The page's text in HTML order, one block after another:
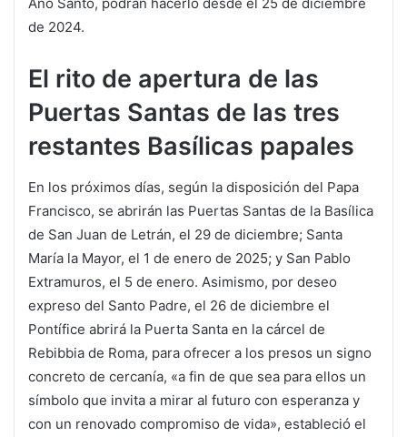
Año Santo, podrán hacerlo desde el 25 de diciembre
de 2024.
El rito de apertura de las
Puertas Santas de las tres
restantes Basílicas papales
En los próximos días, según la disposición del Papa
Francisco, se abrirán las Puertas Santas de la Basílica
de San Juan de Letrán, el 29 de diciembre; Santa
María la Mayor, el 1 de enero de 2025; y San Pablo
Extramuros, el 5 de enero. Asimismo, por deseo
expreso del Santo Padre, el 26 de diciembre el
Pontífice abrirá la Puerta Santa en la cárcel de
Rebibbia de Roma, para ofrecer a los presos un signo
concreto de cercanía, «a fin de que sea para ellos un
símbolo que invita a mirar al futuro con esperanza y
con un renovado compromiso de vida», estableció el